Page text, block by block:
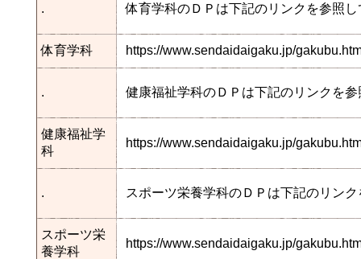
. 体育学科のＤＰは下記のリンクを参照
体育学科 https://www.sendaidaigaku.jp/
. 健康福祉学科のＤＰは下記のリンクを
健康福祉学
科
https://www.sendaidaigaku.jp/
. スポーツ栄養学科のＤＰは下記のリン
スポーツ栄
養学科
https://www.sendaidaigaku.jp/